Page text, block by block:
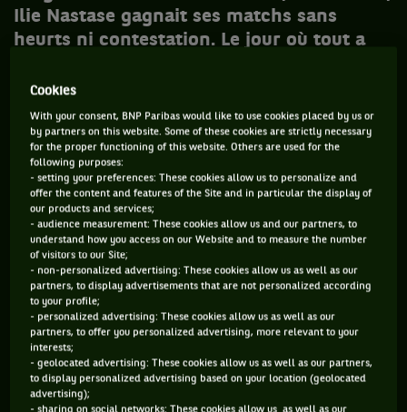
Ilie Nastase gagnait ses matchs sans
heurts ni contestation. Le jour où tout a
commence cette semaine), en 1971, face
au Tchécoslovaque Jan Kodes. Souvenirs.
« Nice est un paradis pour les tous les joueurs de
tennis ». Mariage de soleil, de culture anglaise et de
sublimes courts en terre battue, Nice est pour Suzanne
Lenglen la ville de ses premiers amours. C’est ici qu’au début
du XXe siècle, la « Divine » découvre les leçons de tennis
alors qu’elle passe ses hivers en villégiature dans la villa
familiale. L’histoire raconte même que c’est en observant les
Anglais venus disputer des tournois de printemps sur la Côte
d’Azur que son père a l’idée folle d’en faire une championne.
Légende roumaine desseventies,Ilie Nastase a lui aussi
longtemps goûté au charme de la « capitale » de la Riviera.
Cookies
With your consent, BNP Paribas would like to use cookies placed by us or
by partners on this website. Some of these cookies are strictly necessary
for the proper functioning of this website. Others are used for the
following purposes:
- setting your preferences: These cookies allow us to personalize and
offer the content and features of the Site and in particular the display of
our products and services;
- audience measurement: These cookies allow us and our partners, to
understand how you access on our Website and to measure the number
of visitors to our Site;
- non-personalized advertising: These cookies allow us as well as our
partners, to display advertisements that are not personalized according
to your profile;
- personalized advertising: These cookies allow us as well as our
partners, to offer you personalized advertising, more relevant to your
interests;
- geolocated advertising: These cookies allow us as well as our partners,
to display personalized advertising based on your location (geolocated
advertising);
- sharing on social networks: These cookies allow us as well as our